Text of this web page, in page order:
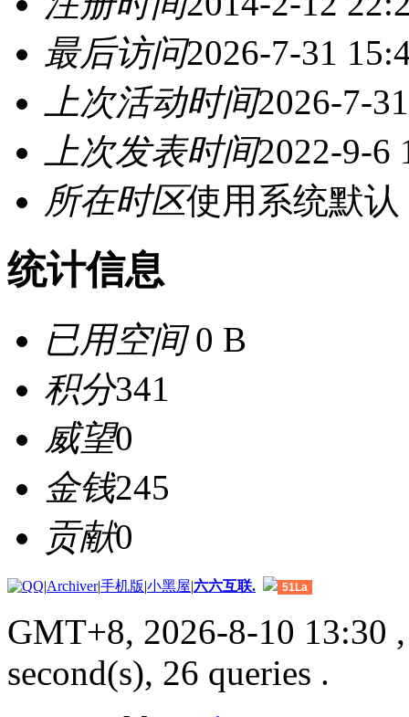
最后访问2026-7-31
上次活动时间2026-7-
上次发表时间2022-9-6
所在时区使用系统默认
统计信息
已用空间0 B
积分341
威望0
金钱245
贡献0
|Archiver|手机版|小黑屋|六六互联. 51La
GMT+8, 2026-8-10 13:30
second(s), 26 queries .